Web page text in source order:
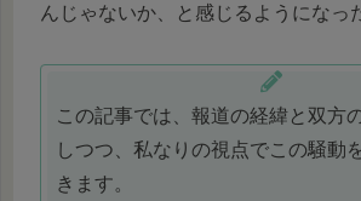
んじゃないか、と感じるようになっ
この記事では、報道の経緯と双方
しつつ、私なりの視点でこの騒動
きます。